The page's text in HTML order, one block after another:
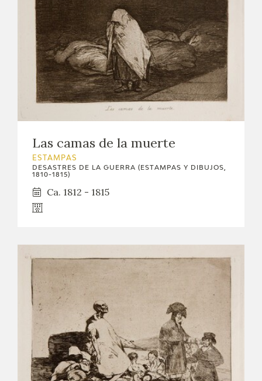
Las camas de la muerte
ESTAMPAS
DESASTRES DE LA GUERRA (ESTAMPAS Y DIBUJOS,
1810-1815)
Ca. 1812 - 1815